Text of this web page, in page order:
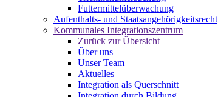
Futtermittelüberwachung
Aufenthalts- und Staatsangehörigkeitsrecht
Kommunales Integrationszentrum
Zurück zur Übersicht
Über uns
Unser Team
Aktuelles
Integration als Querschnitt